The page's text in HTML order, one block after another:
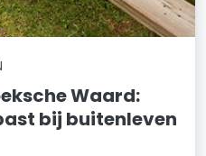
Waard:
bij buitenleven